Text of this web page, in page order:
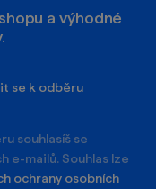
a výhodné
se k odběru
souhlasíš se
e-mailů. Souhlas lze
ochrany osobních